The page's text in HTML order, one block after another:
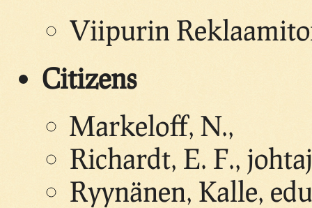
Viipurin
Citizens
Markeloff, N.,
Richardt, E. F.,
Ryynänen, Kalle,